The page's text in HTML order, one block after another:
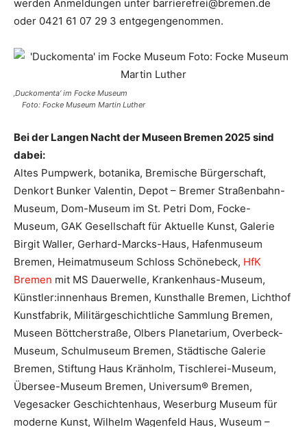
werden Anmeldungen unter barrierefrei@bremen.de
oder 0421 61 07 29 3 entgegengenommen.
‚Duckomenta‘ im Focke Museum
Foto: Focke Museum Martin Luther
Bei der Langen Nacht der Museen Bremen 2025 sind
dabei:
Altes Pumpwerk, botanika, Bremische Bürgerschaft,
Denkort Bunker Valentin, Depot – Bremer Straßenbahn-
Museum, Dom-Museum im St. Petri Dom, Focke-
Museum, GAK Gesellschaft für Aktuelle Kunst, Galerie
Birgit Waller, Gerhard-Marcks-Haus, Hafenmuseum
Bremen, Heimatmuseum Schloss Schönebeck, HfK
Bremen mit MS Dauerwelle, Krankenhaus-Museum,
Künstler:innenhaus Bremen, Kunsthalle Bremen, Lichthof
Kunstfabrik, Militärgeschichtliche Sammlung Bremen,
Museen Böttcherstraße, Olbers Planetarium, Overbeck-
Museum, Schulmuseum Bremen, Städtische Galerie
Bremen, Stiftung Haus Kränholm, Tischlerei-Museum,
Übersee-Museum Bremen, Universum® Bremen,
Vegesacker Geschichtenhaus, Weserburg Museum für
moderne Kunst, Wilhelm Wagenfeld Haus, Wuseum –